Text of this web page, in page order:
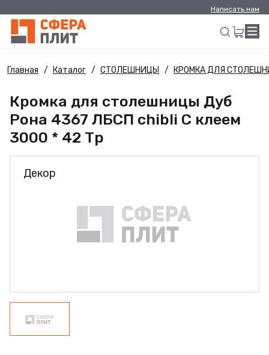
Написать нам
Искать
Главная Каталог СТОЛЕШНИЦЫ КРОМКА ДЛЯ
Кромка для столешницы Дуб
Рона 4367 ЛБСП chibli С клеем
3000 * 42 Тр
Декор